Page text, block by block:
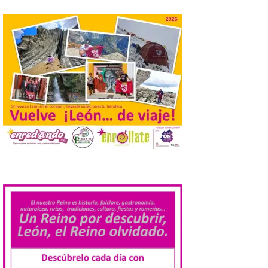
jóvenes desempleados
para la realización de
obras y servicios de
interés general y social
con más de 8,7 millones de
euros de inversión
6 Ago 2026
La Consejería de
Industria, Universidades,
Empleo y Comercio
destina 8,75 millones de
euros al programa JOVEL
desempleados inscritos en el Sistema
Nacional de […]
En la Comarca de Liébana
tienes 6 rincones únicos
para ver el Eclipse de Sol